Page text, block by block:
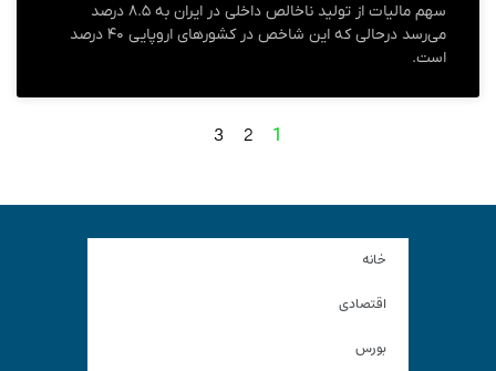
سهم مالیات از تولید ناخالص داخلی در ایران به ۸.۵ درصد
می‌رسد درحالی که این شاخص در کشورهای اروپایی ۴۰ درصد
است.
1
2
3
خانه
اقتصادی
بورس